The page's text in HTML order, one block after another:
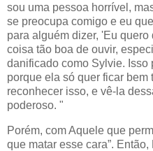
sou uma pessoa horrível,
se preocupa comigo e eu
para alguém dizer, 'Eu
coisa tão boa de ouvir,
danificado como Sylvie. Isso
porque ela só quer ficar bem
reconhecer isso, e vê-la
poderoso. "
Porém, com Aquele que
que matar esse cara”.